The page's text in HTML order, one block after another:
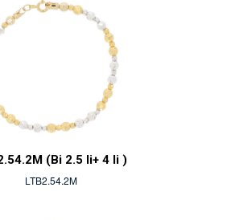
(Bi 2.5 li+ 4 li )
LTB2.54.2M